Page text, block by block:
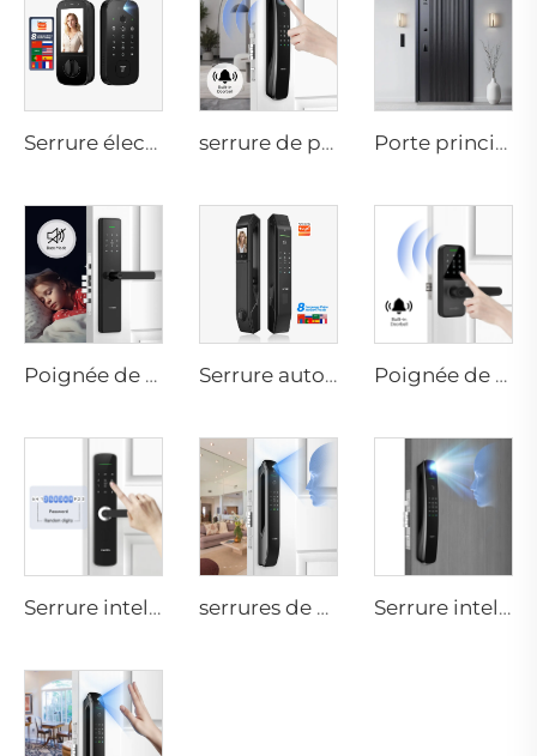
Serrure électrique numérique intelligente avec reconnaissance d'empreinte digitale, des veines de la main, carte d'accès pour domicile Tenon K10 Pro serrure de porte avec reconnaissance 3D du visage, caméra, empreinte digitale, mot de passe, veines de la main Tenon A9 Pro Porte principale résidentielle intelligente en aluminium de luxe pour sécurité M8
Poignée de serrure de porte biométrique à empreintes digitales pour domicile Tuya T15 Serrure automatique intelligente à empreintes digitales avec scan facial D7pro Poignée de porte Bluetooth avec mot de passe numérique Wifi et empreinte digitale Tenon K8
Serrure intelligente numérique avec empreinte digitale, levier, anneau, carte à puce Tenon E3 serrures de porte résidentielle à reconnaissance faciale 3D et à empreinte digitale Tenon A6 Pro Serrure intelligente à empreinte digitale et à reconnaissance automatique par ID facial avec caméra Wifi Tuya Tenon A9 Pro